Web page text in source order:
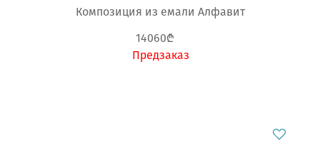
Композиция из емали Алфавит
14060₾
Предзаказ